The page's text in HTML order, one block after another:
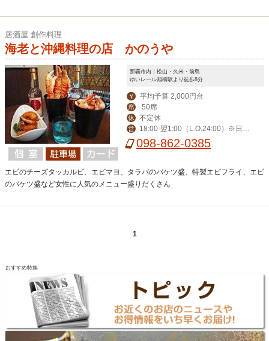
居酒屋 創作料理
海老と沖縄料理の店 かのうや
那覇市内｜松山・久米・前島
ゆいレール旭橋駅より徒歩8分
￥ 平均予算 2,000円台
席 50席
休 不定休
営
18:00-翌1:00（L.O.24:00）※日曜
は24:00（L.O.23:00）
098-862-0385
エビのチーズタッカルビ、エビマヨ、タラバのバケツ盛、特製エビフライ、エビ
のバケツ盛など女性に人気のメニュー盛りだくさん
1
おすすめ特集